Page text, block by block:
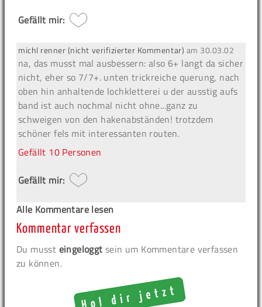
Gefällt mir:
michl renner (nicht verifizierter Kommentar) am 30.03.02
na, das musst mal ausbessern: also 6+ langt da sicher
nicht, eher so 7/7+. unten trickreiche querung, nach
oben hin anhaltende lochkletterei u der ausstig aufs
band ist auch nochmal nicht ohne...ganz zu
schweigen von den hakenabständen! trotzdem
schöner fels mit interessanten routen.
Gefällt 10 Personen
Gefällt mir:
Alle Kommentare lesen
Kommentar verfassen
Du musst eingeloggt sein um Kommentare verfassen
zu können.